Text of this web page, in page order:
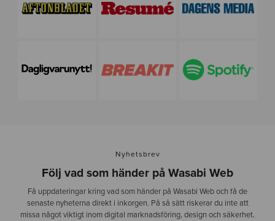
Nyhetsbrev
Följ vad som händer på Wasabi Web
Få uppdateringar kring vad som händer på Wasabi Web och få de
senaste nyheterna direkt i inkorgen. På så sätt riskerar du inte att
missa något viktigt inom digital marknadsföring, design och säkerhet.